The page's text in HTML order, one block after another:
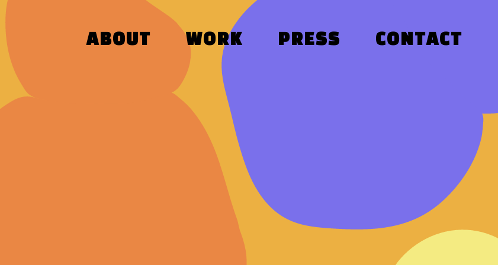
ABOUT WORK PRESS CONTACT
<기억의 해상도는 음악이 올려주니까 | 하얀 겨울 편>